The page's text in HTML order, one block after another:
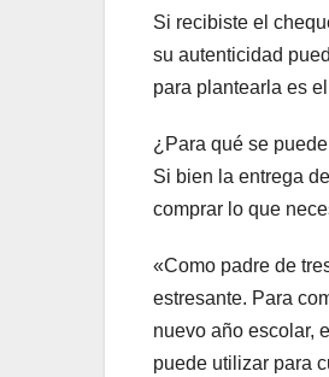
Si recibiste el
su autenticidad
para plantearla es
¿Para qué se
Si bien la entrega
comprar lo que
«Como padre de
estresante. Para
nuevo año escolar,
puede utilizar para